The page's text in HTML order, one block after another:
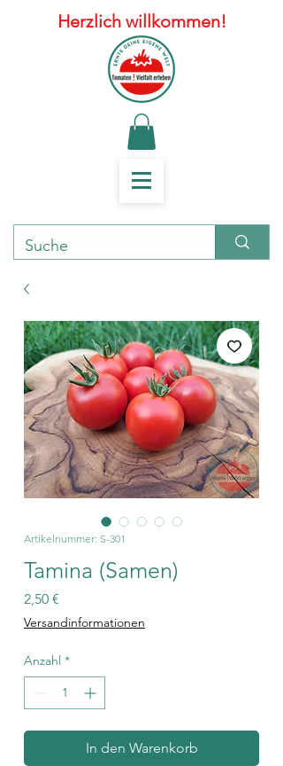
Herzlich willkommen!
Artikelnummer: S-301
Tamina (Samen)
2,50 €
Versandinformationen
Anzahl *
In den Warenkorb